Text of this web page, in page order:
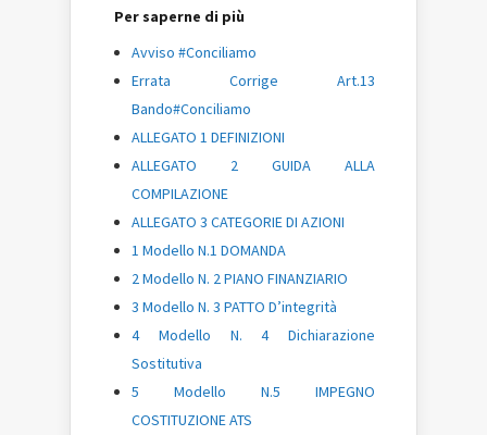
Per saperne di più
Avviso #Conciliamo
Errata Corrige Art.13
Bando#Conciliamo
ALLEGATO 1 DEFINIZIONI
ALLEGATO 2 GUIDA ALLA
COMPILAZIONE
ALLEGATO 3 CATEGORIE DI AZIONI
1 Modello N.1 DOMANDA
2 Modello N. 2 PIANO FINANZIARIO
3 Modello N. 3 PATTO D’integrità
4 Modello N. 4 Dichiarazione
Sostitutiva
5 Modello N.5 IMPEGNO
COSTITUZIONE ATS